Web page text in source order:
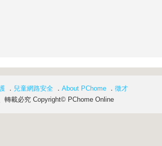
． 兒童網路安全 ． About PChome ． 徵才
轉載必究 Copyright© PChome Online